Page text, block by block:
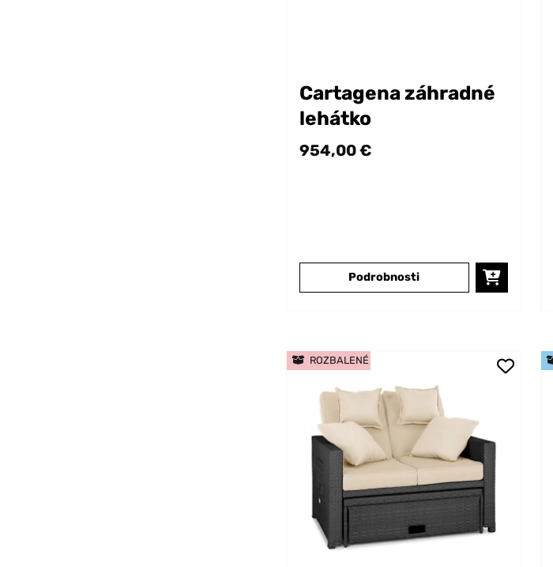
Cartagena záhradné
lehátko
954,00 €
Podrobnosti
ROZBALENÉ